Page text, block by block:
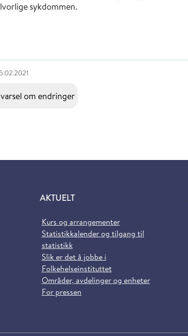
sykdommen.
varsel om endringer
AKTUELT
Kurs og arrangementer
Statistikkalender og tilgang til
statistikk
Slik er det å jobbe i
Folkehelseinstituttet
Områder, avdelinger og enheter
For pressen